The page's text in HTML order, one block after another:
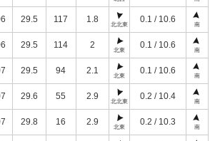
29.5 117 1.8
北北東
0.1 / 10.6
南
29.5 114 2
北東
0.1 / 10.6
南
29.5 94 2.1
北東
0.1 / 10.6
南
29.6 55 2.9
北北東
0.2 / 10.4
南
29.8 16 2.9
北東
0.2 / 10.3
南